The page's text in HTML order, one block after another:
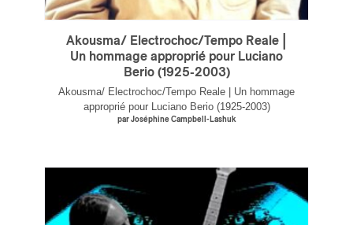
Akousma/ Electrochoc/Tempo Reale |
Un hommage approprié pour Luciano
Berio (1925-2003)
Akousma/ Electrochoc/Tempo Reale | Un hommage
approprié pour Luciano Berio (1925-2003)
par Joséphine Campbell-Lashuk